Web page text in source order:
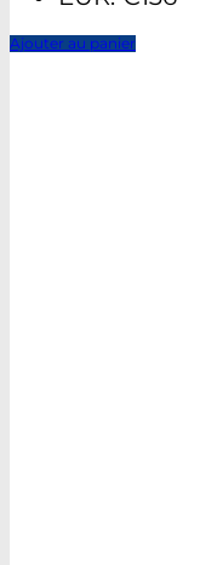
Ajouter au panier